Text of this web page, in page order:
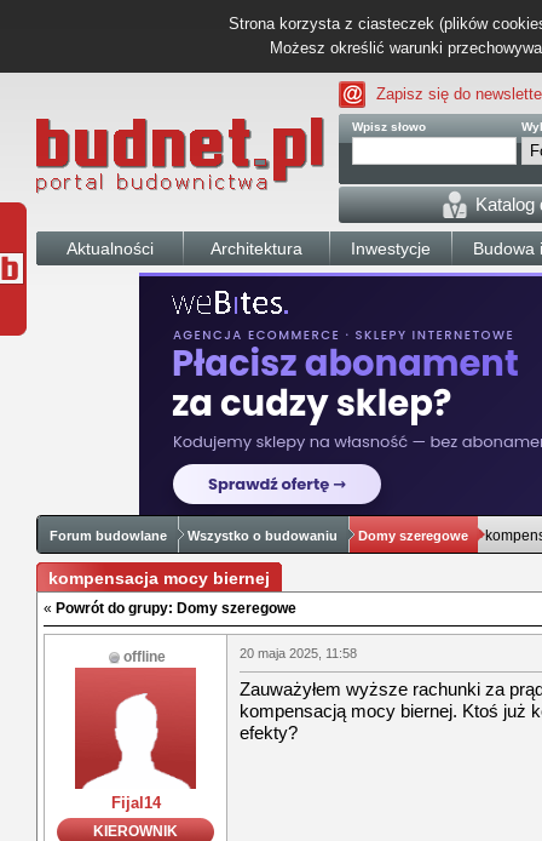
Strona korzysta z ciasteczek (plików
Możesz określić warunki
Zapisz się do
Wpisz słowo
Katalog
Aktualności Architektura Inwestycje Budowa
Forum budowlane Wszystko o budowaniu Domy szeregowe
kompensacja mocy biernej
« Powrót do grupy: Domy szeregowe
offline
Fijal14
KIEROWNIK
20 maja 2025, 11:58
Zauważyłem wyższe rachunki za
kompensacją mocy biernej. Ktoś już
efekty?